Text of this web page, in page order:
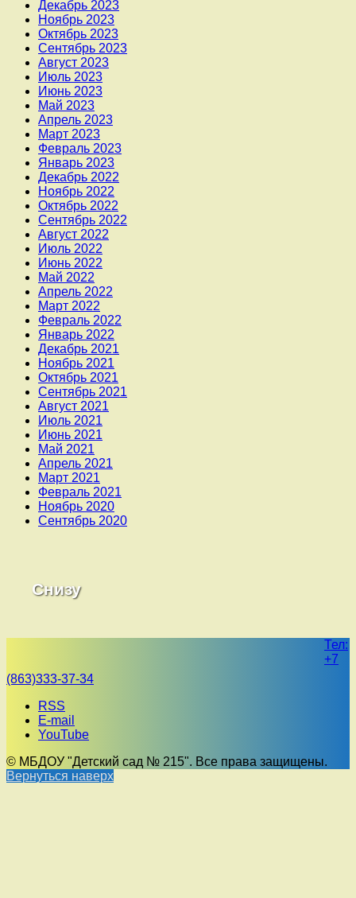
Декабрь 2023
Ноябрь 2023
Октябрь 2023
Сентябрь 2023
Август 2023
Июль 2023
Июнь 2023
Май 2023
Апрель 2023
Март 2023
Февраль 2023
Январь 2023
Декабрь 2022
Ноябрь 2022
Октябрь 2022
Сентябрь 2022
Август 2022
Июль 2022
Июнь 2022
Май 2022
Апрель 2022
Март 2022
Февраль 2022
Январь 2022
Декабрь 2021
Ноябрь 2021
Октябрь 2021
Сентябрь 2021
Август 2021
Июль 2021
Июнь 2021
Май 2021
Апрель 2021
Март 2021
Февраль 2021
Ноябрь 2020
Сентябрь 2020
Снизу
Тел:
+7
(863)333-37-34
RSS
E-mail
YouTube
© МБДОУ "Детский сад № 215". Все права защищены.
Вернуться наверх